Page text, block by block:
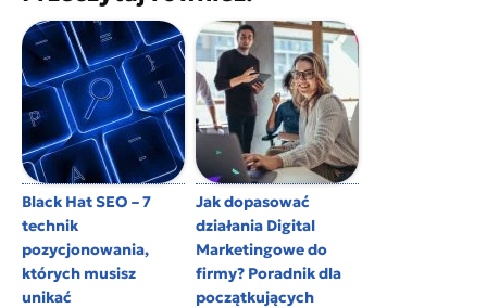
Black Hat SEO – 7
technik
pozycjonowania,
których musisz
unikać
Jak dopasować
działania Digital
Marketingowe do
firmy? Poradnik dla
początkujących